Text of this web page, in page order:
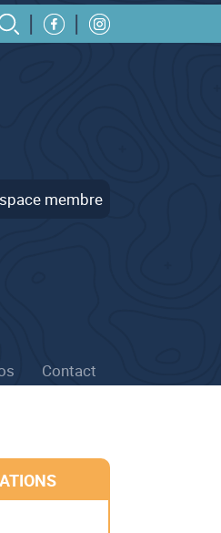
| |
membre
Contact